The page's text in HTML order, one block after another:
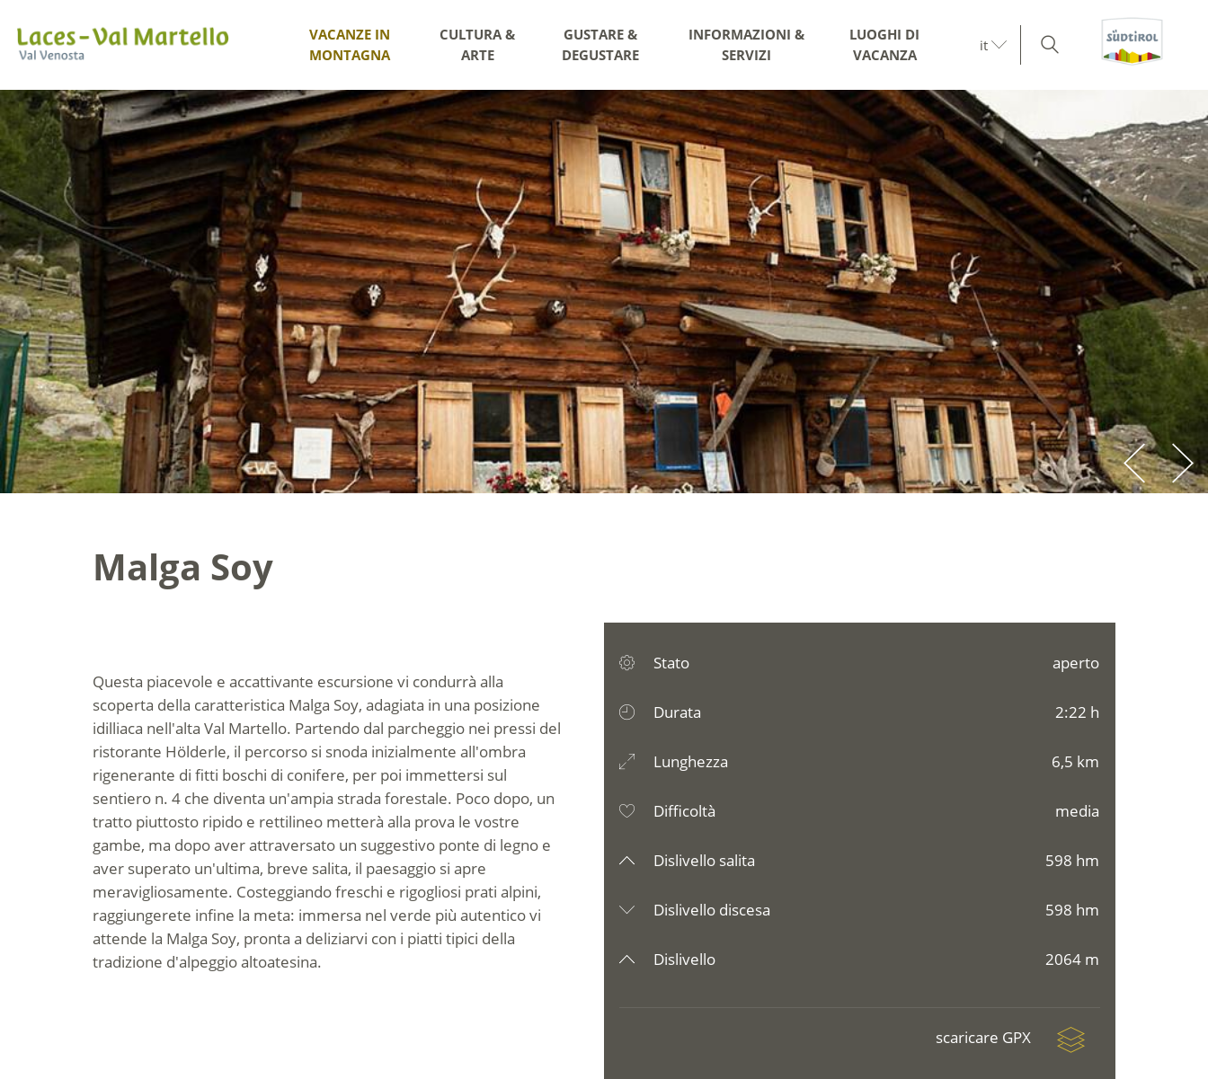
VACANZE IN
MONTAGNA
CULTURA &
ARTE
GUSTARE &
DEGUSTARE
INFORMAZIONI &
SERVIZI
LUOGHI DI
VACANZA
it
Malga Soy
Questa piacevole e accattivante escursione vi condurrà alla
scoperta della caratteristica Malga Soy, adagiata in una posizione
idilliaca nell'alta Val Martello. Partendo dal parcheggio nei pressi del
ristorante Hölderle, il percorso si snoda inizialmente all'ombra
rigenerante di fitti boschi di conifere, per poi immettersi sul
sentiero n. 4 che diventa un'ampia strada forestale. Poco dopo, un
tratto piuttosto ripido e rettilineo metterà alla prova le vostre
gambe, ma dopo aver attraversato un suggestivo ponte di legno e
aver superato un'ultima, breve salita, il paesaggio si apre
meravigliosamente. Costeggiando freschi e rigogliosi prati alpini,
raggiungerete infine la meta: immersa nel verde più autentico vi
attende la Malga Soy, pronta a deliziarvi con i piatti tipici della
tradizione d'alpeggio altoatesina.
Stato aperto
Durata 2:22 h
Lunghezza 6,5 km
Difficoltà media
Dislivello salita 598 hm
Dislivello discesa 598 hm
Dislivello 2064 m
scaricare GPX